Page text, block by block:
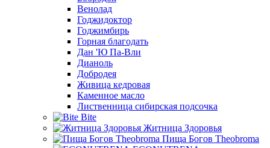
Венолад
Годжидоктор
Годжимбирь
Горная благодать
Дан 'Ю Па-Вли
Дианоль
Добродея
Живица кедровая
Каменное масло
Лиственница сибирская подсочка
Bite
Житница Здоровья
Пища Богов Theobroma